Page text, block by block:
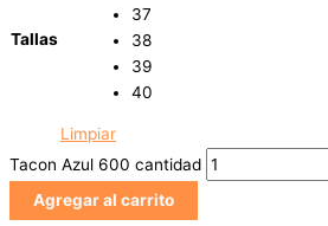
Tallas
37
38
39
40
Limpiar
Tacon Azul 600 cantidad
Agregar al carrito